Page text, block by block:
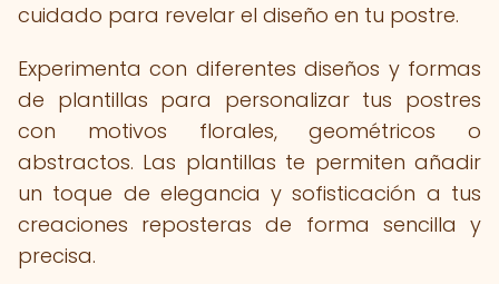
cuidado para revelar el diseño en tu postre.
Experimenta con diferentes diseños y formas
de plantillas para personalizar tus postres
con motivos florales, geométricos o
abstractos. Las plantillas te permiten añadir
un toque de elegancia y sofisticación a tus
creaciones reposteras de forma sencilla y
precisa.